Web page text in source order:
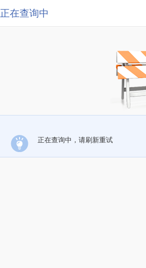
正在查询中
正在查询中，请刷新重试